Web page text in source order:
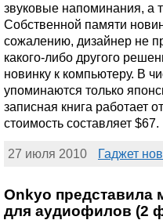
звуковые напоминания, а
Собственной памяти
сожалению, дизайнер не
какого-либо другого
новинку к компьютеру. В
упоминаются только
записная книга работает
стоимость составляет $67.
27 июля 2010 Гаджет
Onkyo представила
для аудиофилов (2